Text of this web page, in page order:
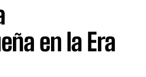
en la Era